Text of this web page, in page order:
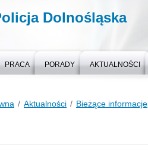
Dolnośląska
PRACA PORADY AKTUALNOŚCI
Aktualności Bieżące informacje